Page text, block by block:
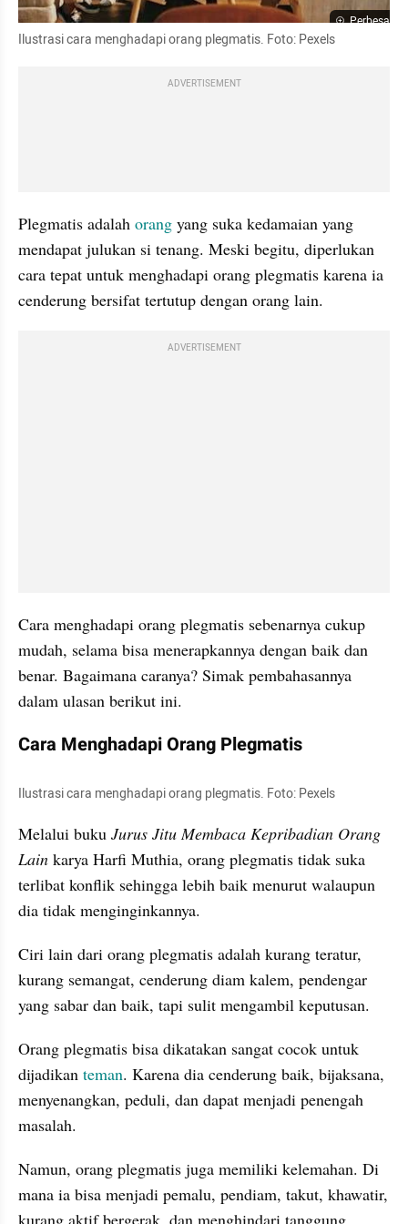
Perbesar
Ilustrasi cara menghadapi orang plegmatis. Foto: Pexels
ADVERTISEMENT
Plegmatis adalah orang yang suka kedamaian yang
mendapat julukan si tenang. Meski begitu, diperlukan
cara tepat untuk menghadapi orang plegmatis karena ia
cenderung bersifat tertutup dengan orang lain.
ADVERTISEMENT
Cara menghadapi orang plegmatis sebenarnya cukup
mudah, selama bisa menerapkannya dengan baik dan
benar. Bagaimana caranya? Simak pembahasannya
dalam ulasan berikut ini.
Cara Menghadapi Orang Plegmatis
Ilustrasi cara menghadapi orang plegmatis. Foto: Pexels
Melalui buku Jurus Jitu Membaca Kepribadian Orang
Lain karya Harfi Muthia, orang plegmatis tidak suka
terlibat konflik sehingga lebih baik menurut walaupun
dia tidak menginginkannya.
Ciri lain dari orang plegmatis adalah kurang teratur,
kurang semangat, cenderung diam kalem, pendengar
yang sabar dan baik, tapi sulit mengambil keputusan.
Orang plegmatis bisa dikatakan sangat cocok untuk
dijadikan teman. Karena dia cenderung baik, bijaksana,
menyenangkan, peduli, dan dapat menjadi penengah
masalah.
Namun, orang plegmatis juga memiliki kelemahan. Di
mana ia bisa menjadi pemalu, pendiam, takut, khawatir,